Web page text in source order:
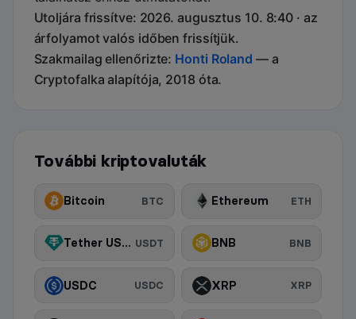
Utoljára frissítve: 2026. augusztus 10. 8:40 · az
árfolyamot valós időben frissítjük.
Szakmailag ellenőrizte: Honti Roland — a
Cryptofalka alapítója, 2018 óta.
További kriptovaluták
Bitcoin BTC Ethereum ETH
Tether USDt USDT BNB BNB
USDC USDC XRP XRP